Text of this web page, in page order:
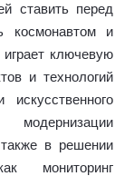
ставить перед
космонавтом и
играет ключевую
и технологий
искусственного
в решении
мониторинг